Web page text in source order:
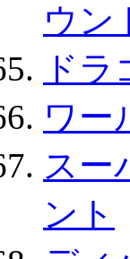
ウン
ド
ワー
スー
ント